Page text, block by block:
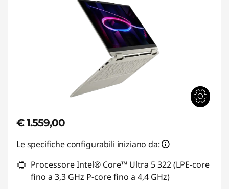
€ 1.559,00
Le specifiche configurabili iniziano da:
Processore Intel® Core™ Ultra 5 322 (LPE-core
fino a 3,3 GHz P-core fino a 4,4 GHz)